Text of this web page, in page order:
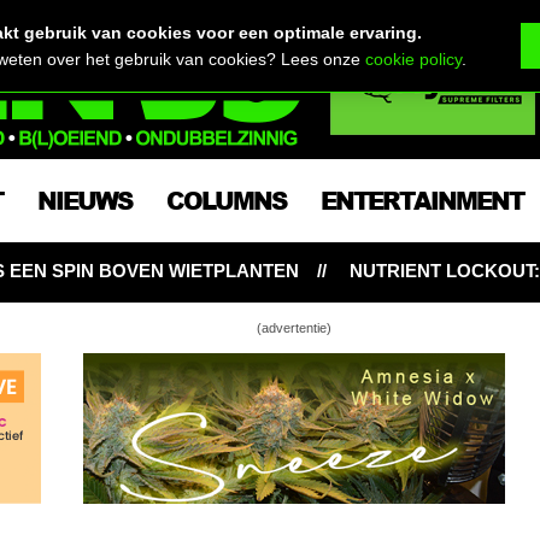
NIEUWS COLUMNS ENTERTAINMENT
NUTRIENT LOCKOUT: HONGERIGE WIETPLANTEN
(advertentie)
RDWC bloei- en bubbleverslag
een oogst & killer-lieveheersbeestjes
gebruik van cookies voor een optimale ervaring.
over het gebruik van cookies? Lees onzecookie policy.